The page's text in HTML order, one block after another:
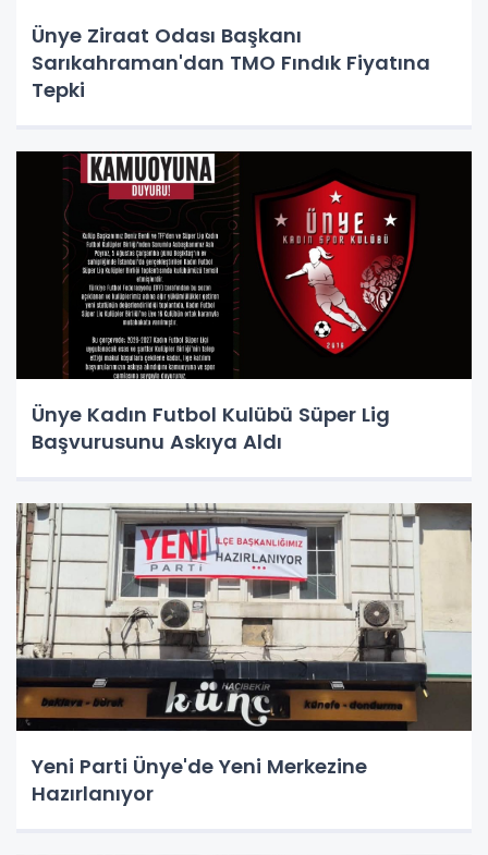
Ünye Ziraat Odası Başkanı
Sarıkahraman'dan TMO Fındık Fiyatına
Tepki
Ünye Kadın Futbol Kulübü Süper Lig
Başvurusunu Askıya Aldı
Yeni Parti Ünye'de Yeni Merkezine
Hazırlanıyor